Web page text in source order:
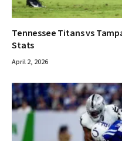
Tennessee Titans vs
Stats
April 2, 2026